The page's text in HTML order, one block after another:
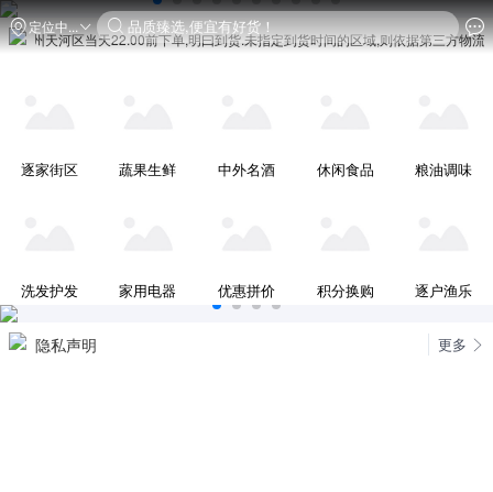
定位中... 品质臻选,便宜有好货！
州天河区当天22.00前下单,明曰到货.未指定到货时间的区域,则依据第三方物流配送
逐家街区 蔬果生鲜 中外名酒 休闲食品 粮油调味
洗发护发 家用电器 优惠拼价 积分换购 逐户渔乐
隐私声明
更多